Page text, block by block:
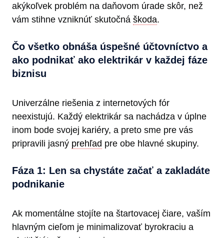
akýkoľvek problém na daňovom úrade skôr, než
vám stihne vzniknúť skutočná škoda.
Čo všetko obnáša úspešné účtovníctvo a
ako podnikať ako elektrikár v každej fáze
biznisu
Univerzálne riešenia z internetových fór
neexistujú. Každý elektrikár sa nachádza v úplne
inom bode svojej kariéry, a preto sme pre vás
pripravili jasný prehľad pre obe hlavné skupiny.
Fáza 1: Len sa chystáte začať a zakladáte
podnikanie
Ak momentálne stojíte na štartovacej čiare, vaším
hlavným cieľom je minimalizovať byrokraciu a